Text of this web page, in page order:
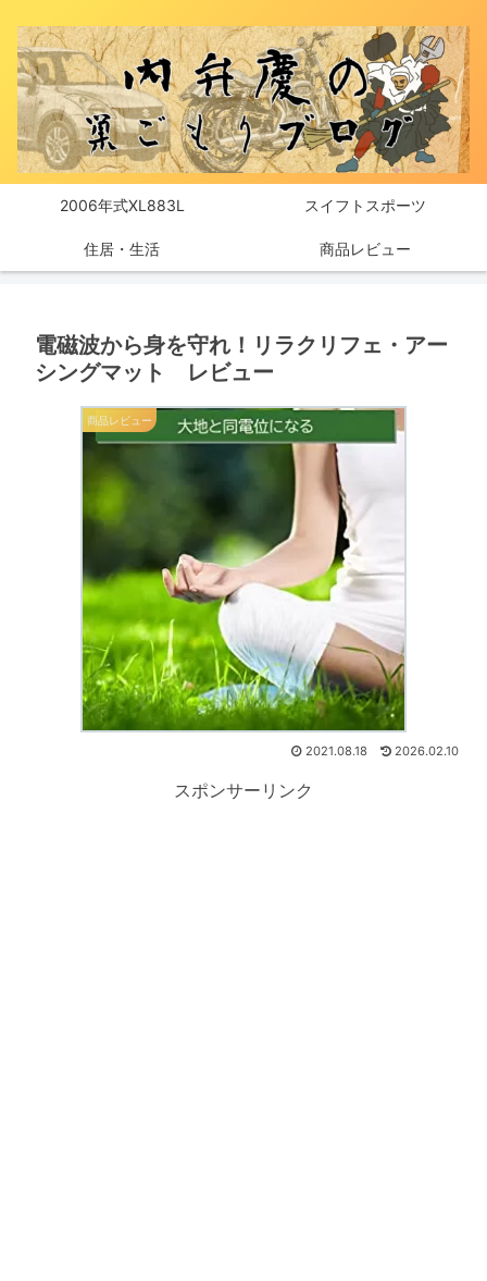
2006年式XL883L スイフトスポーツ
住居・生活 商品レビュー
電磁波から身を守れ！リラクリフェ・アー
シングマット レビュー
商品レビュー
2021.08.18 2026.02.10
スポンサーリンク